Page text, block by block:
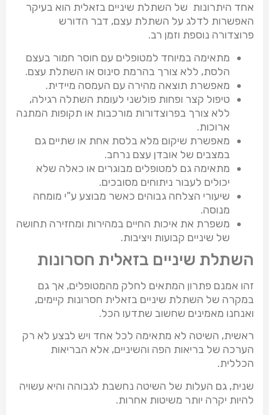
אחד היתרונות של השתלת שיניים בזאלית הוא בעיקר
האפשרות לדלג על השתלת עצם, דבר הדורש
פרוצדורה נוספת וזמן רב.
מתאימה במיוחד למטופלים עם חוסר חמור בעצם
הלסת, ללא צורך בהרמת סינוס או השתלת עצם.
מאפשרת תוצאה מהירה עם העמסה מיידית.
טיפול קצר ופחות פולשני לעומת השתלה רגילה,
ללא צורך בפרוצדורות מורכבות או תקופות המתנה
ארוכות.
מאפשרת שיקום מלא בלסת אחת או שתיים גם
במצבים של אובדן עצם נרחב.
מתאימה גם למטופלים מבוגרים או כאלה שלא
יכולים לעבור ניתוחים מסובכים.
שיעורי הצלחה גבוהים כאשר מבוצע ע"י מומחה
מנוסה.
משפרת את איכות החיים במהירות ומחזירה תחושה
של שיניים קבועות ויציבות.
השתלת שיניים בזאלית חסרונות
זהו אמנם פתרון המתאים לחלק מהמטופלים, אך גם
במקרה של השתלת שיניים בזאלית חסרונות קיימים,
ואנחנו מאמינים שחשוב שתדעו הכל.
ראשית, השיטה לא מתאימה לכל אחד ויש לבצע לא רק
הערכה של בריאות הפה והשיניים, אלא הבריאות
הכללית.
שנית, גם העלות של השיטה נחשבת לגבוהה והיא עשויה
להיות יקרה יותר משיטות אחרות.